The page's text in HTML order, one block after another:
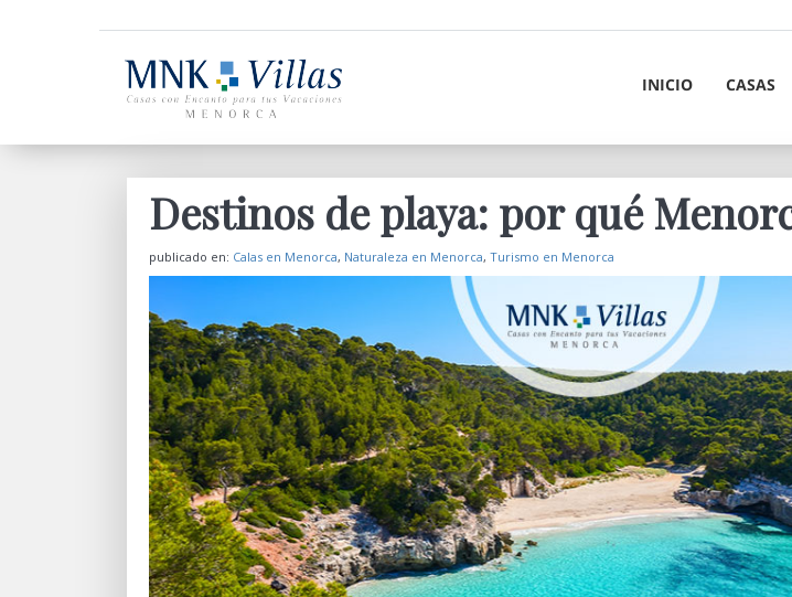
INICIO CASAS
Destinos de playa: por qué
publicado en: Calas en Menorca, Naturaleza en Menorca, Turismo en Menorca